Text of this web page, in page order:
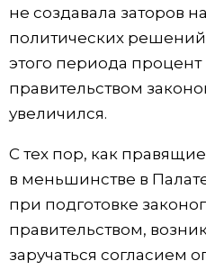
не создавала заторов
политических
этого периода
правительством
увеличился.
С тех пор, как
в меньшинстве в
при подготовке
правительством,
заручаться согласием